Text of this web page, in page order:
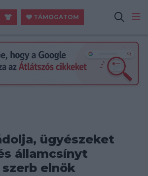
TÁMOGATOM
ügyészeket
államcsínyt
elnök